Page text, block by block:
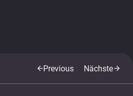
arrow_backPrevious Nächstearrow_forward